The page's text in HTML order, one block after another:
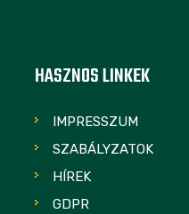
HASZNOS LINKEK
IMPRESSZUM
SZABÁLYZATOK
HÍREK
GDPR